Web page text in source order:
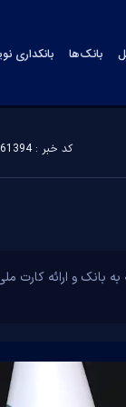
بانک‌ها بانکداری
کد خبر : 161394
بانک و ارائه